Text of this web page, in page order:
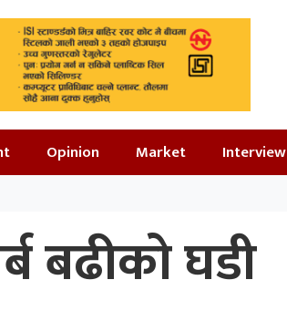
Opinion Market Interview
बढीको घडी